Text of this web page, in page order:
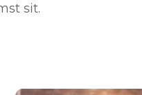
sit.